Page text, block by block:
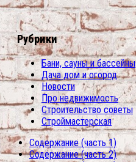
Рубрики
Бани, сауны и бассейны
Дача дом и огород
Новости
Про недвижимость
Строительство советы
Строймастерская
Содержание (часть 1)
Содержание (часть 2)